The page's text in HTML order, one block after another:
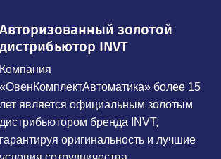
Авторизованный золотой
дистрибьютор INVT
Компания
«ОвенКомплектАвтоматика» более 15
лет является официальным золотым
дистрибьютором бренда INVT,
гарантируя оригинальность и лучшие